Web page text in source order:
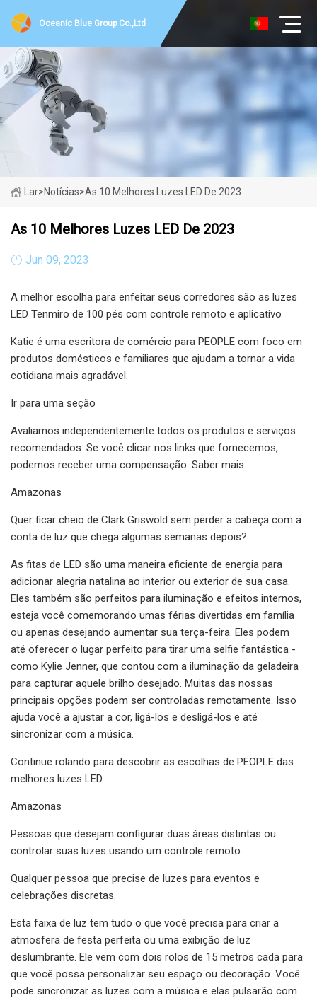
Oceanic Blue Group Co.,Ltd
Lar>Notícias>As 10 Melhores Luzes LED De 2023
As 10 Melhores Luzes LED De 2023
Jun 09, 2023
A melhor escolha para enfeitar seus corredores são as luzes
LED Tenmiro de 100 pés com controle remoto e aplicativo
Katie é uma escritora de comércio para PEOPLE com foco em
produtos domésticos e familiares que ajudam a tornar a vida
cotidiana mais agradável.
Ir para uma seção
Avaliamos independentemente todos os produtos e serviços
recomendados. Se você clicar nos links que fornecemos,
podemos receber uma compensação. Saber mais.
Amazonas
Quer ficar cheio de Clark Griswold sem perder a cabeça com a
conta de luz que chega algumas semanas depois?
As fitas de LED são uma maneira eficiente de energia para
adicionar alegria natalina ao interior ou exterior de sua casa.
Eles também são perfeitos para iluminação e efeitos internos,
esteja você comemorando umas férias divertidas em família
ou apenas desejando aumentar sua terça-feira. Eles podem
até oferecer o lugar perfeito para tirar uma selfie fantástica -
como Kylie Jenner, que contou com a iluminação da geladeira
para capturar aquele brilho desejado. Muitas das nossas
principais opções podem ser controladas remotamente. Isso
ajuda você a ajustar a cor, ligá-los e desligá-los e até
sincronizar com a música.
Continue rolando para descobrir as escolhas de PEOPLE das
melhores luzes LED.
Amazonas
Pessoas que desejam configurar duas áreas distintas ou
controlar suas luzes usando um controle remoto.
Qualquer pessoa que precise de luzes para eventos e
celebrações discretas.
Esta faixa de luz tem tudo o que você precisa para criar a
atmosfera de festa perfeita ou uma exibição de luz
deslumbrante. Ele vem com dois rolos de 15 metros cada para
que você possa personalizar seu espaço ou decoração. Você
pode sincronizar as luzes com a música e elas pulsarão com